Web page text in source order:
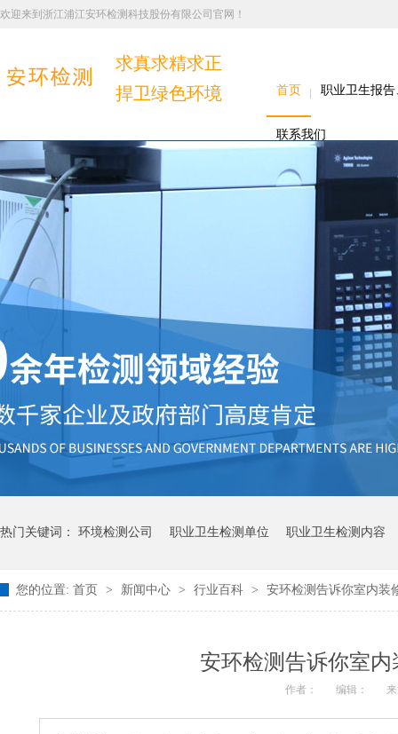
欢迎来到浙江浦江安环检测科技股份有限公司官网！
求真求精求正
捍卫绿色环境
首页 职业卫生报
联系我们
热门关键词： 环境检测公司 职业卫生检测单位 职业卫生检测内容
您的位置: 首页 > 新闻中心 > 行业百科 > 安环检测告诉你室内装
安环检测告诉你室
作者： 编辑：